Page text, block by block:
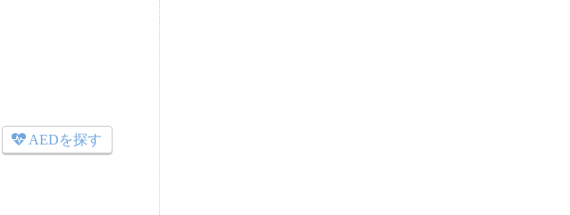
AEDを探す